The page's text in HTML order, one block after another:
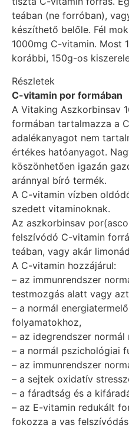
teában (ne forróban),
készíthető belőle. Fél
1000mg C-vitamin. Most
korábbi, 150g-os
Részletek
C-vitamin por formában
A Vitaking Aszkorbinsav
formában tartalmazza a
adalékanyagot nem
értékes hatóanyagot.
köszönhetően igazán
aránnyal bíró termék.
A C-vitamin vízben
szedett vitaminoknak.
Az aszkorbinsav
felszívódó C-vitamin
teában, vagy akár
A C-vitamin hozzájárul:
– az immunrendszer
test­mozgás alatt vagy
– a normál
folyamatokhoz,
– az idegrendszer normál
– a normál pszichológiai
– az immunrendszer
– a sejtek oxidatív
– a fáradtság és a
– az E-vitamin redukált
fokozza a vas